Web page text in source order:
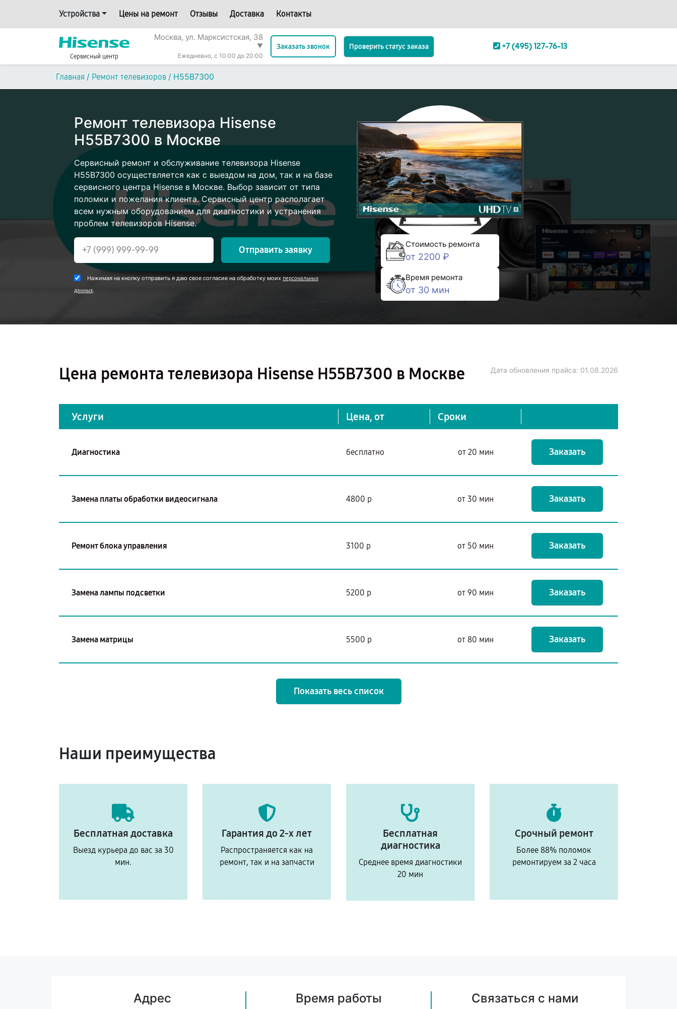
Устройства Цены на ремонт Отзывы Доставка Контакты
Сервисный центр
Москва, ул. Марксистская, 38
▼
Ежедневно, с 10:00 до 20:00
Заказать звонок Проверить статус заказа +7 (495) 127-76-13
Главная / Ремонт телевизоров / H55B7300
Ремонт телевизора Hisense
H55B7300 в Москве
Сервисный ремонт и обслуживание телевизора Hisense
H55B7300 осуществляется как с выездом на дом, так и на базе
сервисного центра Hisense в Москве. Выбор зависит от типа
поломки и пожелания клиента. Сервисный центр располагает
всем нужным оборудованием для диагностики и устранения
проблем телевизоров Hisense.
Отправить заявку
Нажимая на кнопку отправить я даю свое согласие на обработку моих персональных
данных.
Стоимость ремонта
от 2200 ₽
Время ремонта
от 30 мин
Цена ремонта телевизора Hisense H55B7300 в Москве Дата обновления прайса: 01.08.2026
Услуги Цена, от Сроки
Диагностика бесплатно от 20 мин Заказать
Замена платы обработки видеосигнала 4800 р от 30 мин Заказать
Ремонт блока управления 3100 р от 50 мин Заказать
Замена лампы подсветки 5200 р от 90 мин Заказать
Замена матрицы 5500 р от 80 мин Заказать
Показать весь список
Наши преимущества
Бесплатная доставка
Выезд курьера до вас за 30
мин.
Гарантия до 2-х лет
Распространяется как на
ремонт, так и на запчасти
Бесплатная
диагностика
Среднее время диагностики
20 мин
Срочный ремонт
Более 88% поломок
ремонтируем за 2 часа
Адрес Время работы Связаться с нами